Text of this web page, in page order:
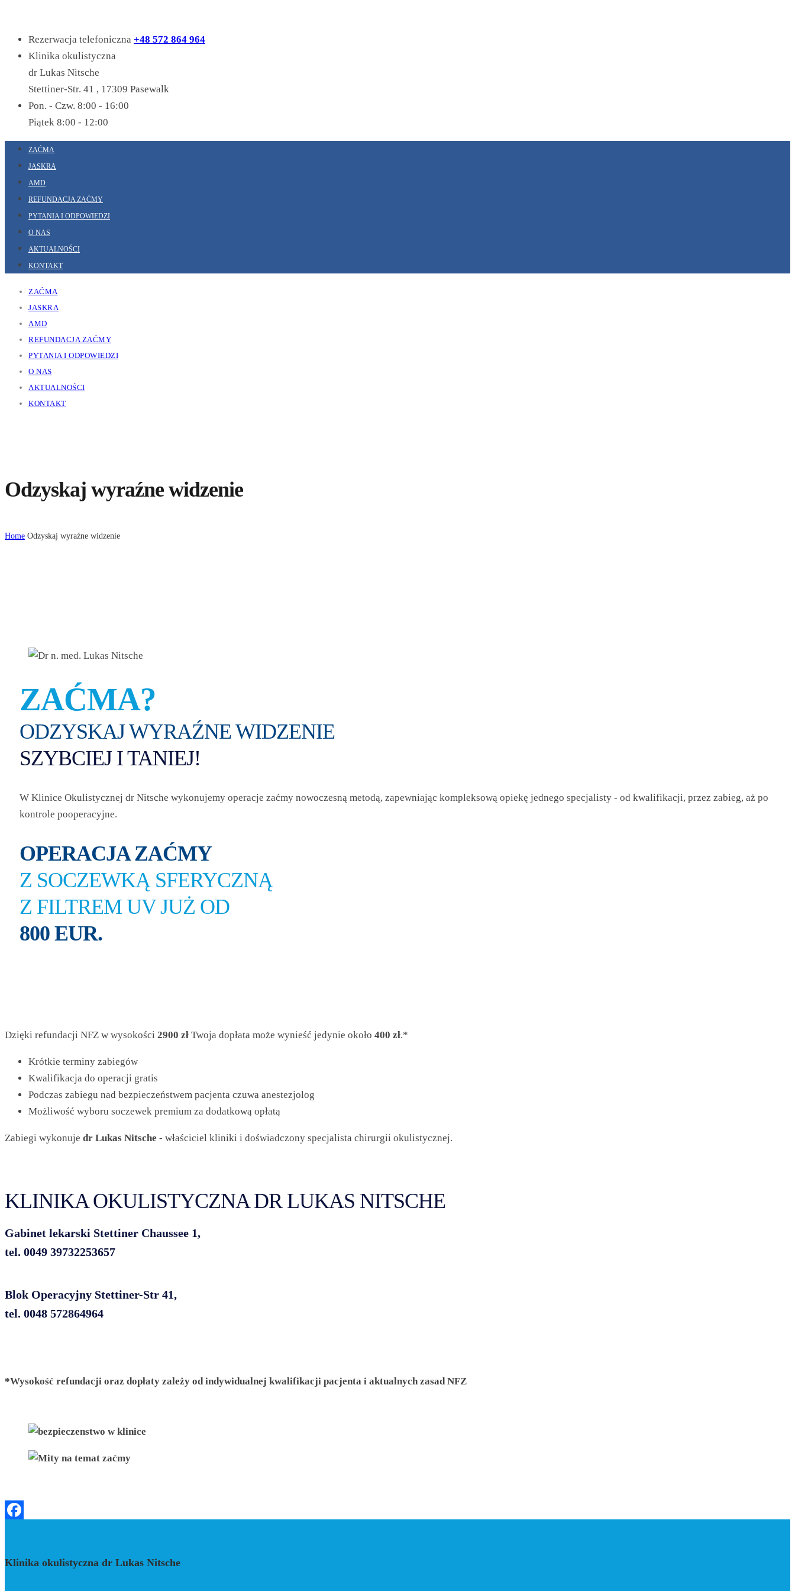
Rezerwacja telefoniczna +48 572 864 964
Klinika okulistyczna
dr Lukas Nitsche
Stettiner-Str. 41 , 17309 Pasewalk
Pon. - Czw. 8:00 - 16:00
Piątek 8:00 - 12:00
ZAĆMA
JASKRA
AMD
REFUNDACJA ZAĆMY
PYTANIA I ODPOWIEDZI
O NAS
AKTUALNOŚCI
KONTAKT
ZAĆMA
JASKRA
AMD
REFUNDACJA ZAĆMY
PYTANIA I ODPOWIEDZI
O NAS
AKTUALNOŚCI
KONTAKT
Odzyskaj wyraźne widzenie
Home Odzyskaj wyraźne widzenie
ZAĆMA?
ODZYSKAJ WYRAŹNE WIDZENIE
SZYBCIEJ I TANIEJ!
W Klinice Okulistycznej dr Nitsche wykonujemy operacje zaćmy nowoczesną metodą, zapewniając kompleksową opiekę jednego specjalisty - od kwalifikacji, przez zabieg, aż po
kontrole pooperacyjne.
OPERACJA ZAĆMY
Z SOCZEWKĄ SFERYCZNĄ
Z FILTREM UV JUŻ OD
800 EUR.
Dzięki refundacji NFZ w wysokości 2900 zł Twoja dopłata może wynieść jedynie około 400 zł.*
Krótkie terminy zabiegów
Kwalifikacja do operacji gratis
Podczas zabiegu nad bezpieczeństwem pacjenta czuwa anestezjolog
Możliwość wyboru soczewek premium za dodatkową opłatą
Zabiegi wykonuje dr Lukas Nitsche - właściciel kliniki i doświadczony specjalista chirurgii okulistycznej.
KLINIKA OKULISTYCZNA DR LUKAS NITSCHE
Gabinet lekarski Stettiner Chaussee 1,
tel. 0049 39732253657
Blok Operacyjny Stettiner-Str 41,
tel. 0048 572864964
*Wysokość refundacji oraz dopłaty zależy od indywidualnej kwalifikacji pacjenta i aktualnych zasad NFZ
Klinika okulistyczna dr Lukas Nitsche